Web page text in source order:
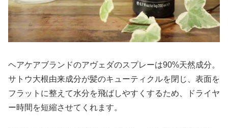
ヘアケアブランドのアヴェダのスプレーは90%天然成分。
サトウ大根由来成分が髪のキューティクルを閉じ、表面を
フラットに整えて水分を飛ばしやすくするため、ドライヤ
ー時間を短縮させてくれます。